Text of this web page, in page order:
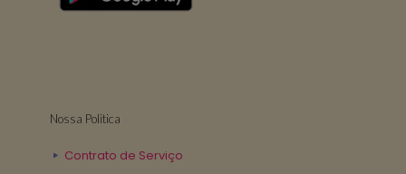
Nossa Politica
Contrato de Serviço